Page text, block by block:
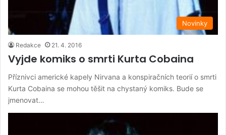
Novinky
Redakce 21. 4. 2016
Vyjde komiks o smrti Kurta Cobaina
Příznivci americké kapely Nirvana a konspiračních teorií o smrti
Kurta Cobaina se mohou těšit na chystaný komiks. Bude se
jmenovat…